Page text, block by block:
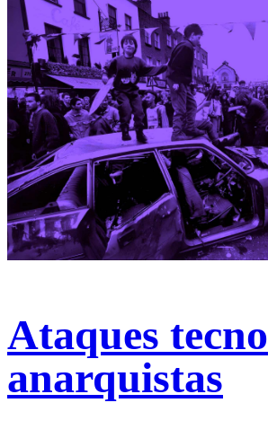
Ataques tecno
anarquistas